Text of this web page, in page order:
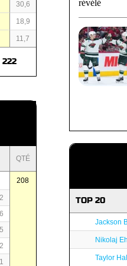
30,6
18,9
11,7
222
QTÉ
208
TOP 20
Jackson
Nikolaj
Taylor Hall